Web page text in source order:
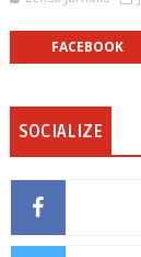
FACEBOOK
SOCIALIZE